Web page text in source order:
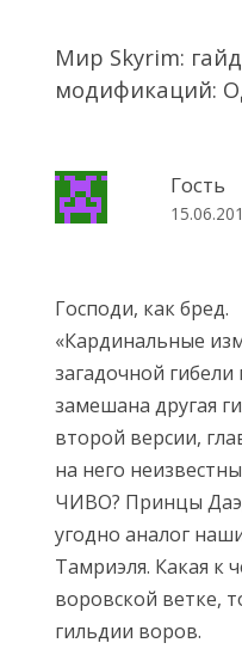
Мир Skyrim:
модификаций:
Гость
Господи, как бред.
«Кардинальные
загадочной
замешана другая
второй версии,
на него
ЧИВО? Принцы
угодно аналог
Тамриэля. Какая к
воровской ветке,
гильдии воров.